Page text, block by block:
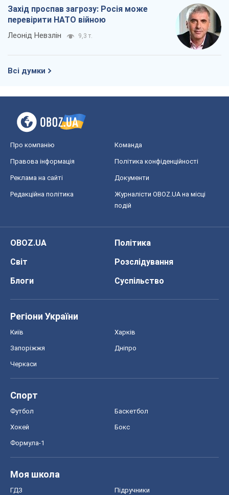
Захід проспав загрозу: Росія може
перевірити НАТО війною
Леонід Невзлін 9,3 т.
Всі думки
Про компанію Команда
Правова інформація Політика конфіденційності
Реклама на сайті Документи
Редакційна політика
Журналісти OBOZ.UA на місці
подій
OBOZ.UA
Політика
Світ
Розслідування
Блоги
Суспільство
Регіони України
Київ Харків
Запоріжжя Дніпро
Черкаси
Спорт
Футбол Баскетбол
Хокей Бокс
Формула-1
Моя школа
ГДЗ Підручники